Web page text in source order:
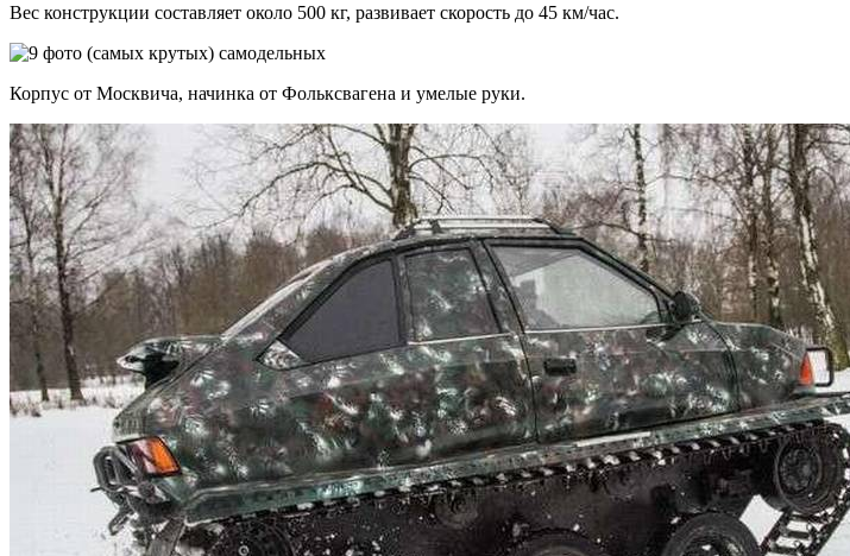
Вес конструкции составляет около 500 кг, развивает скорость до 45 км/час.
Корпус от Москвича, начинка от Фольксвагена и умелые руки.